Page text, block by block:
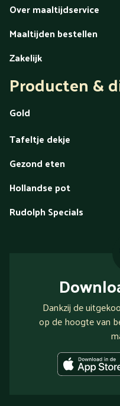
Over maaltijdservice
Maaltijden bestellen
Zakelijk
Producten &
Gold
Tafeltje dekje
Gezond eten
Hollandse pot
Rudolph Specials
Dankzij de
op de hoogte van